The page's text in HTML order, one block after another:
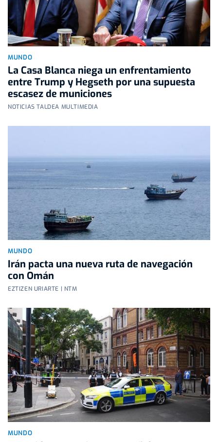
MUNDO
La Casa Blanca niega un enfrentamiento
entre Trump y Hegseth por una supuesta
escasez de municiones
NOTICIAS TALDEA MULTIMEDIA
MUNDO
Irán pacta una nueva ruta de navegación
con Omán
EZTIZEN URIARTE | NTM
MUNDO